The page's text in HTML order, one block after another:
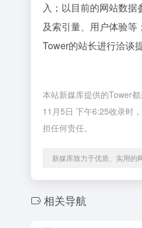
入；以目前的网站数
及索引量、用户体验
Tower的站长进行洽谈
本站新媒库提供的Tower
11月5日 下午6:25收录时
担任何责任。
新媒库致力于优质、实用的
相关导航